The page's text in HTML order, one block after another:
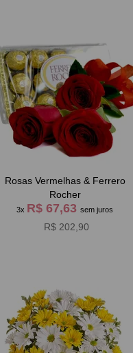
Rosas Vermelhas & Ferrero
Rocher
3x R$ 67,63sem juros
R$ 202,90